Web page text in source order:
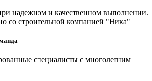
надежном и качественном выполнении.
со строительной компанией "Ника"
специалисты с многолетним